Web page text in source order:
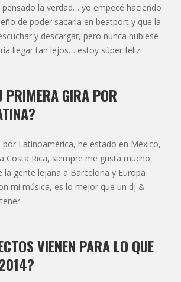
la verdad… yo empecé haciendo
de poder sacarla en beatport y que la
y descargar, pero nunca hubiese
llegar tan lejos… estoy súper feliz.
PRIMERA GIRA POR
por Latinoamérica, he estado en México,
Costa Rica, siempre me gusta mucho
la gente lejana a Barcelona y Europa
mi música, es lo mejor que un dj &
VIENEN PARA LO QUE